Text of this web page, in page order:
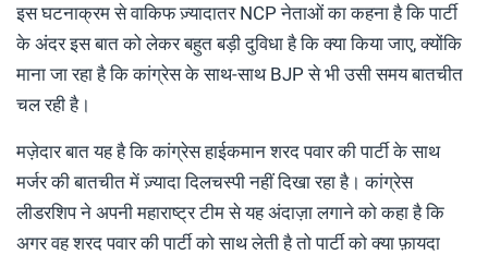
इस घटनाक्रम से वाकिफ ज़्यादातर NCP नेताओं का कहना है कि पार्टी
के अंदर इस बात को लेकर बहुत बड़ी दुविधा है कि क्या किया जाए, क्योंकि
माना जा रहा है कि कांग्रेस के साथ-साथ BJP से भी उसी समय बातचीत
चल रही है।
मज़ेदार बात यह है कि कांग्रेस हाईकमान शरद पवार की पार्टी के साथ
मर्जर की बातचीत में ज़्यादा दिलचस्पी नहीं दिखा रहा है। कांग्रेस
लीडरशिप ने अपनी महाराष्ट्र टीम से यह अंदाज़ा लगाने को कहा है कि
अगर वह शरद पवार की पार्टी को साथ लेती है तो पार्टी को क्या फ़ायदा